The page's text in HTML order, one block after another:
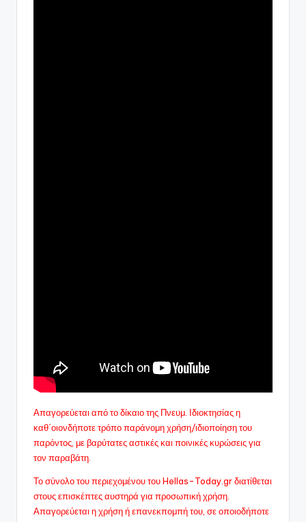
Απαγορεύεται από το δίκαιο της Πνευμ. Ιδιοκτησίας η
καθ΄οιονδήποτε τρόπο παράνομη χρήση/ιδιοποίηση του
παρόντος, με βαρύτατες αστικές και ποινικές κυρώσεις για
τον παραβάτη.
Το σύνολο του περιεχομένου του Hellas-Today.gr διατίθεται
στους επισκέπτες αυστηρά για προσωπική χρήση.
Απαγορεύεται η χρήση ή επανεκπομπή του, σε οποιοδήποτε